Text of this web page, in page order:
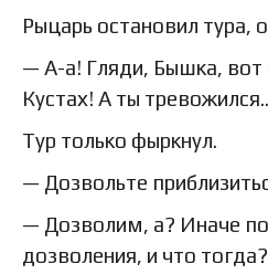
Рыцарь остановил тура,
— А-а! Гляди, Бышка, вот
Кустах! А ты
Тур только фыркнул.
— Дозвольте
— Дозволим, а? Иначе
дозволения, и что тогда?